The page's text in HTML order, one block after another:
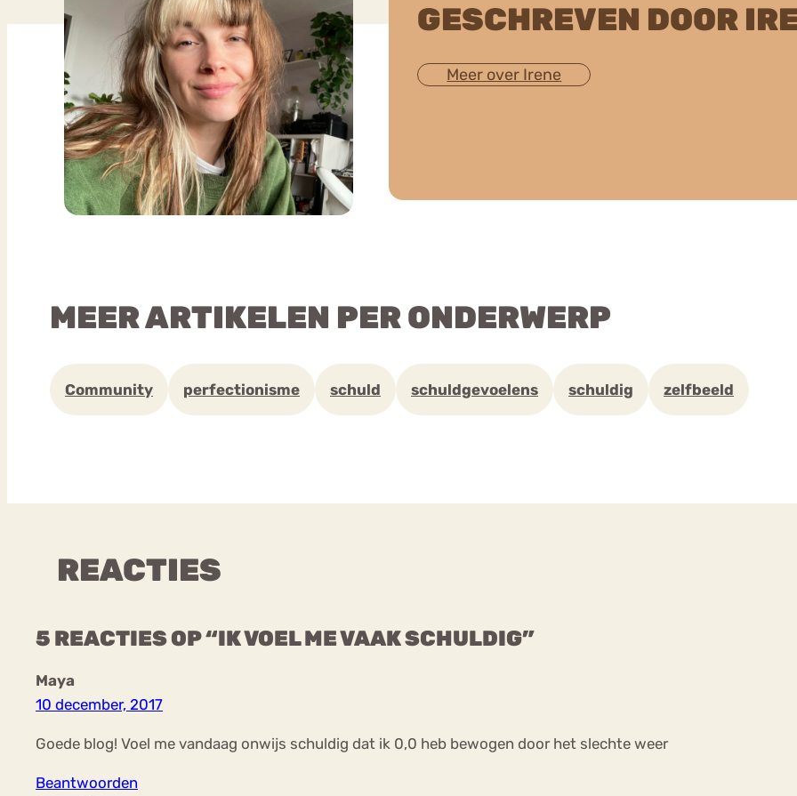
GESCHREVEN DOOR
Meer over Irene
MEER ARTIKELEN PER ONDERWERP
Community perfectionisme schuld schuldgevoelens schuldig zelfbeeld
REACTIES
5 REACTIES OP “IK VOEL ME VAAK SCHULDIG”
Maya
10 december, 2017
Goede blog! Voel me vandaag onwijs schuldig dat ik 0,0 heb bewogen door het slechte weer
Beantwoorden